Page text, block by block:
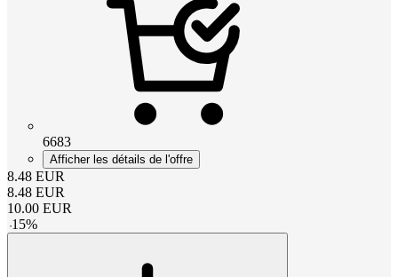
6683
Afficher les détails de l'offre
8.48 EUR
8.48 EUR
10.00 EUR
-15%